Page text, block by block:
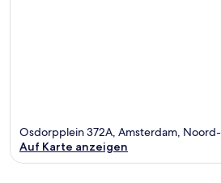
Osdorpplein 372A, Amsterdam,
Auf Karte anzeigen